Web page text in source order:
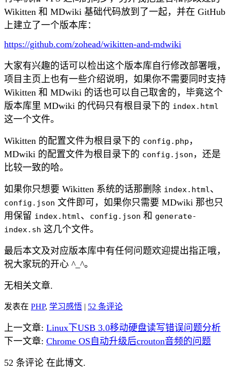
Wikitten 和 MDwiki 基础代码放到了一起，并在 GitHub
上建立了一个版本库：
https://github.com/zohead/wikitten-and-mdwiki
大家有兴趣的话可以检出这个版本库自行修改部署哦，
项目主页上也有一些介绍说明，如果你不需要同时支持
Wikitten 和 MDwiki 的话也可以自己取舍的，毕竟这个
版本库里 MDwiki 的代码只有根目录下的 index.html
这一个文件。
Wikitten 的配置文件为根目录下的 config.php ，
MDwiki 的配置文件为根目录下的 config.json ，还是
比较一致的哈。
如果你只想要 Wikitten 系统的话那删除 index.html 、
config.json 文件即可，如果你只需要 MDwiki 那也只
用保留 index.html 、 config.json 和 generate-
index.sh 这几个文件。
最后本文及对应版本库中有任何问题欢迎提出指正哦，
祝大家玩的开心 ^_^。
无相关文章.
发表在 PHP, 学习感悟 | 52 条评论
上一文章: Linux下USB 3.0移动硬盘读写错误问题分析
下一文章: Chrome OS自动升级后crouton音频的问题
52 条评论 在此博文.